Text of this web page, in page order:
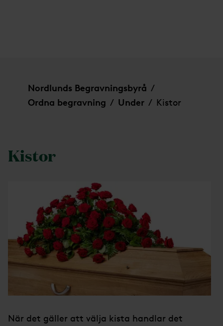
Nordlunds Begravningsbyrå /
Ordna begravning / Under / Kistor
Kistor
När det gäller att välja kista handlar det